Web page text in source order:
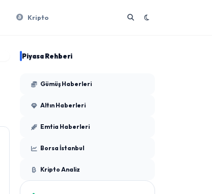
Kripto
Piyasa Rehberi
Gümüş Haberleri
Altın Haberleri
Emtia Haberleri
Borsa İstanbul
Kripto Analiz